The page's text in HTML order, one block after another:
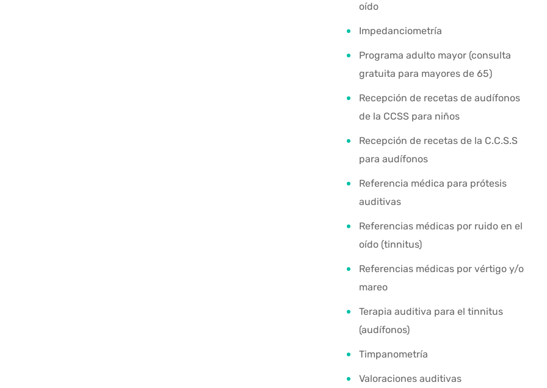
oído
Impedanciometría
Programa adulto mayor (consulta
gratuita para mayores de 65)
Recepción de recetas de audífonos
de la CCSS para niños
Recepción de recetas de la C.C.S.S
para audífonos
Referencia médica para prótesis
auditivas
Referencias médicas por ruido en el
oído (tinnitus)
Referencias médicas por vértigo y/o
mareo
Terapia auditiva para el tinnitus
(audífonos)
Timpanometría
Valoraciones auditivas